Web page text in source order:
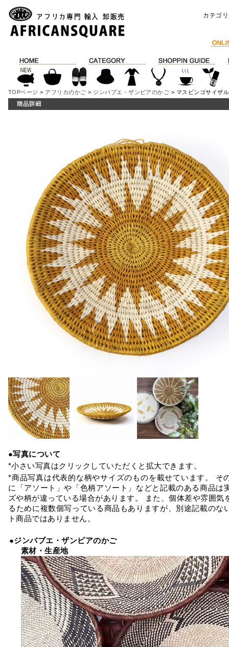
カテゴ
TOPページ > アフリカのかご > ジンバブエ・ザンビアのかご > マスビンゴサイザ
●写真について
*小さい写真はクリックしていただくと拡大できます。
*商品写真は代表的な柄やサイズのものを載せています。 そ
に「アソート」や「色柄アソート」などと記載のある商品は
ズや柄が違っている場合があります。 また、個体差や雰囲気
るために複数個写っている商品もありますが、別途記載のな
ト商品ではありません。
●ジンバブエ・ザンビアのかご
素材・生産地